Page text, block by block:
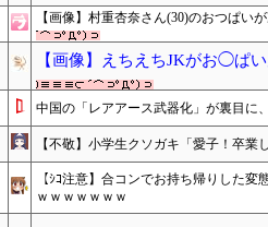
【画像】村重杏奈さん(30)のおつぱい
【画像】えちえちJKがお◯ぱ
中国の「レアアース武器化」が裏目に
【不敬】小学生クソガキ「愛子！卒
【ｼｺ注意】合コンでお持ち帰りした
ｗｗｗｗｗｗｗ